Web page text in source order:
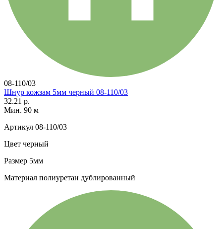
08-110/03
Шнур кожзам 5мм черный 08-110/03
32.21 р.
Мин. 90 м
Артикул 08-110/03
Цвет черный
Размер 5мм
Материал полиуретан дублированный